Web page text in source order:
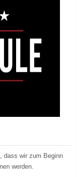
dass wir zum Beginn
werden.